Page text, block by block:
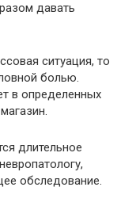
давать
ситуация, то
болью.
в определенных
длительное
обследование.